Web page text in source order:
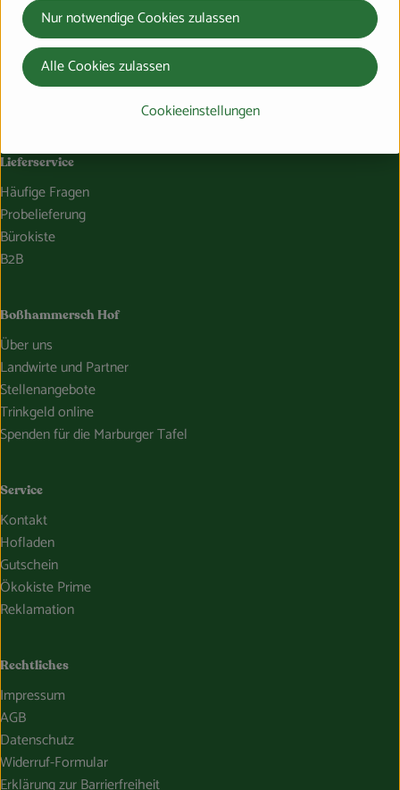
064228976-0
info@bosshammersch-hof.de
Folge uns auf:
Externer Link zu https://www.instagram.com/
Externer Link zu https://www.facebook.com/
Externer Link zu https://www.tiktok.com/
Externer Link zu https://whatsapp.com/
Lieferservice
Häufige Fragen
Probelieferung
Bürokiste
B2B
Boßhammersch Hof
Über uns
Landwirte und Partner
Stellenangebote
Trinkgeld online
Spenden für die Marburger Tafel
Service
Kontakt
Hofladen
Gutschein
Ökokiste Prime
Reklamation
Rechtliches
Impressum
AGB
Datenschutz
Widerruf-Formular
Erklärung zur Barrierfreiheit
Cookieeinstellungen
Nur notwendige Cookies zulassen
Alle Cookies zulassen